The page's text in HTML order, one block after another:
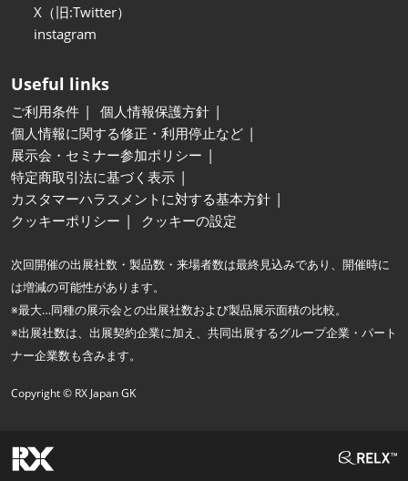
X（旧:Twitter）
instagram
Useful links
ご利用条件
個人情報保護方針
個人情報に関する修正・利用停止など
展示会・セミナー参加ポリシー
特定商取引法に基づく表示
カスタマーハラスメントに対する基本方針
クッキーポリシー
クッキーの設定
次回開催の出展社数・製品数・来場者数は最終見込みであり、開催時に
は増減の可能性があります。
※最大…同種の展示会との出展社数および製品展示面積の比較。
※出展社数は、出展契約企業に加え、共同出展するグループ企業・パート
ナー企業数も含みます。
Copyright © RX Japan GK